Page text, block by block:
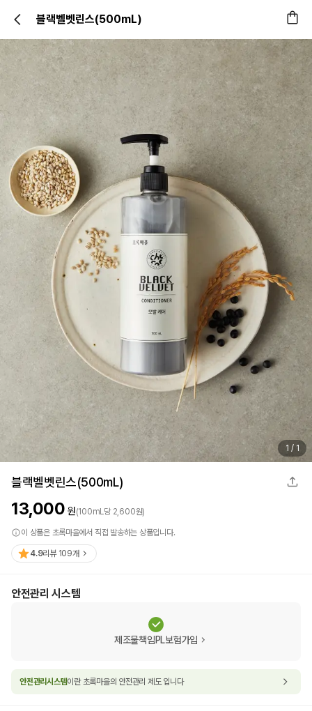
블랙벨벳린스(500mL)
1 / 1
블랙벨벳린스(500mL)
13,000 원(100mL당 2,600원)
이 상품은 초록마을에서 직접 발송하는 상품입니다.
4.9리뷰 109개
안전관리 시스템
제조물책임PL보험가입
안전관리시스템이란 초록마을의 안전관리 제도 입니다